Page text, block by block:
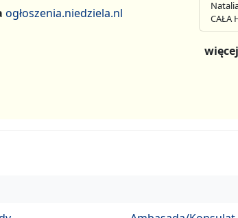
ogłoszenia.niedziela.nl
CAŁA